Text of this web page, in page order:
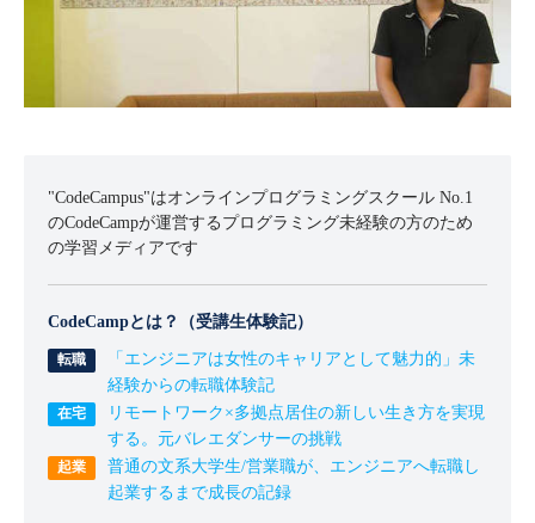
"CodeCampus"はオンラインプログラミングスクール No.1
のCodeCampが運営するプログラミング未経験の方のため
の学習メディアです
CodeCampとは？（受講生体験記）
「エンジニアは女性のキャリアとして魅力的」未
経験からの転職体験記
リモートワーク×多拠点居住の新しい生き方を実現
する。元バレエダンサーの挑戦
普通の文系大学生/営業職が、エンジニアへ転職し
起業するまで成長の記録